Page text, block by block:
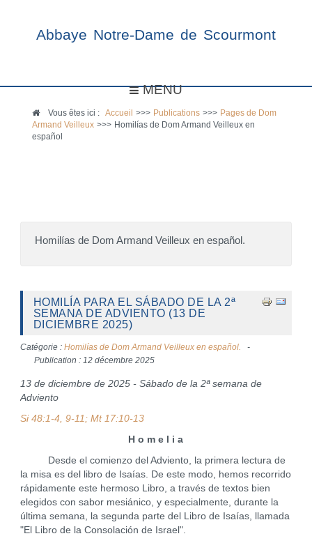
Abbaye Notre-Dame de Scourmont
MENU
Vous êtes ici :Accueil >>> Publications >>> Pages de Dom
Armand Veilleux >>> Homilías de Dom Armand Veilleux en
español
Homilías de Dom Armand Veilleux en español.
HOMILÍA PARA EL SÁBADO DE LA 2ª
SEMANA DE ADVIENTO (13 DE
DICIEMBRE 2025)
Catégorie : Homilías de Dom Armand Veilleux en español.
Publication : 12 décembre 2025
13 de diciembre de 2025 - Sábado de la 2ª semana de
Adviento
Si 48:1-4, 9-11; Mt 17:10-13
H o m e l i a
Desde el comienzo del Adviento, la primera lectura de
la misa es del libro de Isaías. De este modo, hemos recorrido
rápidamente este hermoso Libro, a través de textos bien
elegidos con sabor mesiánico, y especialmente, durante la
última semana, la segunda parte del Libro de Isaías, llamada
"El Libro de la Consolación de Israel".